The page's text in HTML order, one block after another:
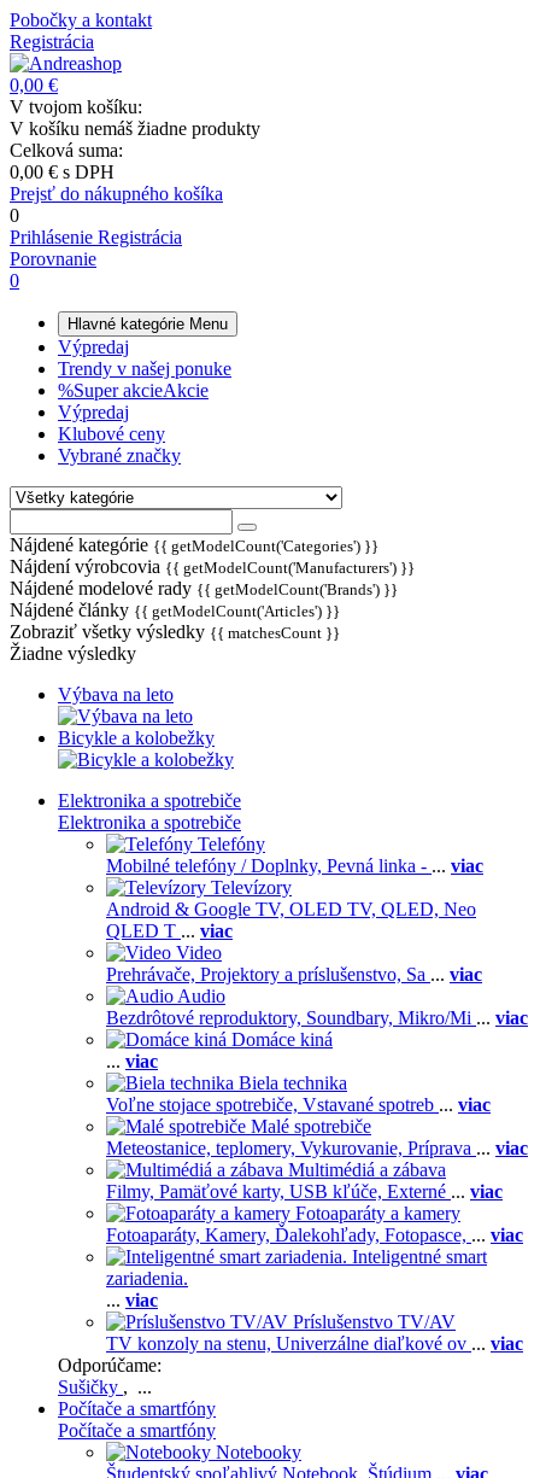
Pobočky a kontakt
Registrácia
0,00 €
V tvojom košíku:
V košíku nemáš žiadne produkty
Celková suma:
0,00 € s DPH
Prejsť do nákupného košíka
0
Prihlásenie Registrácia
Porovnanie
0
Hlavné kategórie Menu
Výpredaj
Trendy v našej ponuke
%Super akcieAkcie
Výpredaj
Klubové ceny
Vybrané značky
Nájdené kategórie {{ getModelCount('Categories') }}
Nájdení výrobcovia {{ getModelCount('Manufacturers') }}
Nájdené modelové rady {{ getModelCount('Brands') }}
Nájdené články {{ getModelCount('Articles') }}
Zobraziť všetky výsledky {{ matchesCount }}
Žiadne výsledky
Výbava na leto
Bicykle a kolobežky
Elektronika a spotrebiče
Elektronika a spotrebiče
Telefóny
Mobilné telefóny / Doplnky, Pevná linka - ... viac
Televízory
Android & Google TV, OLED TV, QLED, Neo
QLED T ... viac
Video
Prehrávače, Projektory a príslušenstvo, Sa ... viac
Audio
Bezdrôtové reproduktory, Soundbary, Mikro/Mi ... viac
Domáce kiná
... viac
Biela technika
Voľne stojace spotrebiče, Vstavané spotreb ... viac
Malé spotrebiče
Meteostanice, teplomery, Vykurovanie, Príprava ... viac
Multimédiá a zábava
Filmy, Pamäťové karty, USB kľúče, Externé ... viac
Fotoaparáty a kamery
Fotoaparáty, Kamery, Ďalekohľady, Fotopasce, ... viac
Inteligentné smart
zariadenia.
... viac
Príslušenstvo TV/AV
TV konzoly na stenu, Univerzálne diaľkové ov ... viac
Odporúčame:
Sušičky , ...
Počítače a smartfóny
Počítače a smartfóny
Notebooky
Študentský spoľahlivý Notebook, Štúdium ... viac